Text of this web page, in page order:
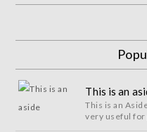
This is an
This is an
very useful for